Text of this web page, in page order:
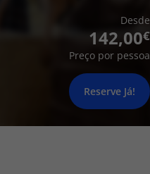
Desde
142,00
Preço por pessoa
Reserve Já!